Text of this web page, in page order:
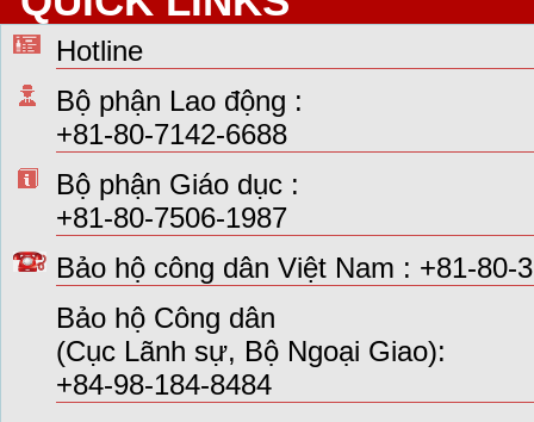
Hotline
Bộ phận Lao động :
+81-80-7142-6688
Bộ phận Giáo dục :
+81-80-7506-1987
Bảo hộ công dân Việt Nam : +81-80-
Bảo hộ Công dân
(Cục Lãnh sự, Bộ Ngoại Giao):
+84-98-184-8484